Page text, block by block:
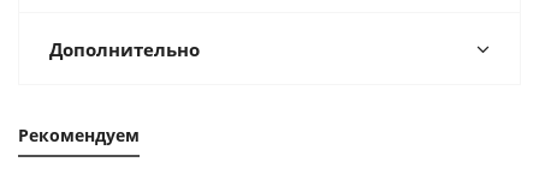
Дополнительно
Рекомендуем